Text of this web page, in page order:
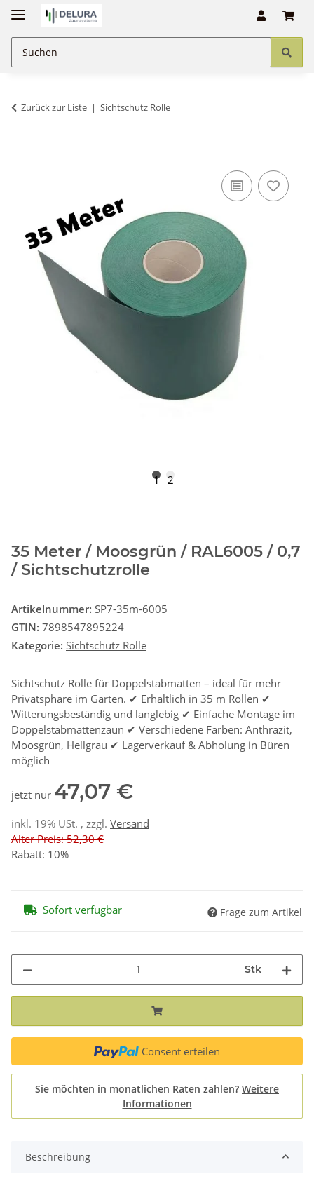
Zurück zur Liste Sichtschutz Rolle
1 2
35 Meter / Moosgrün / RAL6005 / 0,7
/ Sichtschutzrolle
Artikelnummer: SP7-35m-6005
GTIN: 7898547895224
Kategorie: Sichtschutz Rolle
Sichtschutz Rolle für Doppelstabmatten – ideal für mehr
Privatsphäre im Garten. ✔ Erhältlich in 35 m Rollen ✔
Witterungsbeständig und langlebig ✔ Einfache Montage im
Doppelstabmattenzaun ✔ Verschiedene Farben: Anthrazit,
Moosgrün, Hellgrau ✔ Lagerverkauf & Abholung in Büren
möglich
jetzt nur 47,07 €
inkl. 19% USt. , zzgl. Versand
Alter Preis: 52,30 €
Rabatt: 10%
Sofort verfügbar Frage zum Artikel
Stk
Consent erteilen
Sie möchten in monatlichen Raten zahlen? Weitere
Informationen
Beschreibung